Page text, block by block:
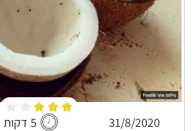
31/8/2020 5 דקות